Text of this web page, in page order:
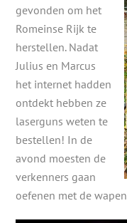
gevonden om het
Romeinse Rijk te
herstellen. Nadat
Julius en Marcus
het internet hadden
ontdekt hebben ze
laserguns weten te
bestellen! In de
avond moesten de
verkenners gaan
oefenen met de